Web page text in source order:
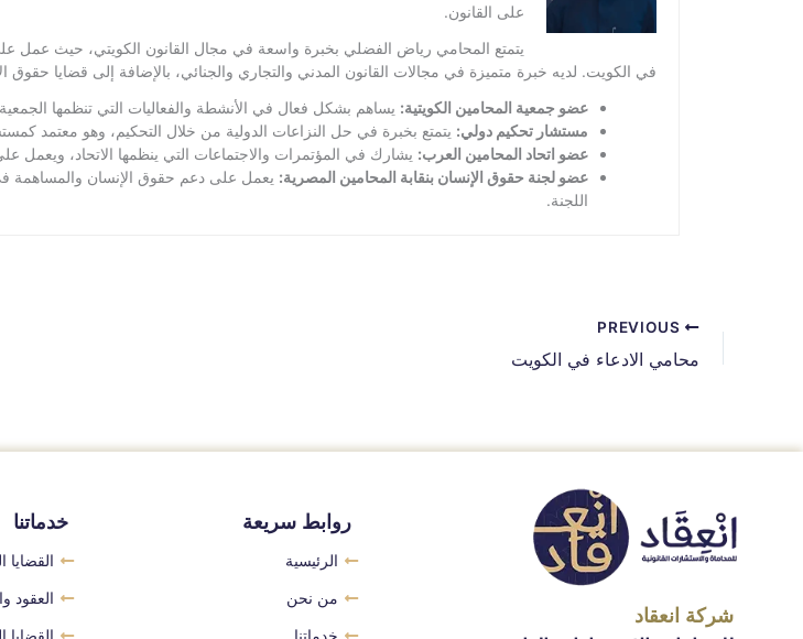
على القانون.
يتمتع المحامي رياض الفضلي بخبرة واسعة في مجال القانون الكويتي، حيث عمل
في الكويت. لديه خبرة متميزة في مجالات القانون المدني والتجاري والجنائي، بالإضافة إلى قضايا حقوق
عضو جمعية المحامين الكويتية: يساهم بشكل فعال في الأنشطة والفعاليات التي تنظمها
مستشار تحكيم دولي: يتمتع بخبرة في حل النزاعات الدولية من خلال التحكيم، وهو معتمد
عضو اتحاد المحامين العرب: يشارك في المؤتمرات والاجتماعات التي ينظمها الاتحاد، ويعمل
عضو لجنة حقوق الإنسان بنقابة المحامين المصرية: يعمل على دعم حقوق الإنسان والمساهمة في
اللجنة.
محامي الادعاء في الكويت
شركة انعقاد
روابط سريعة
الرئيسية
من نحن
خدماتنا
القضايا
العقود